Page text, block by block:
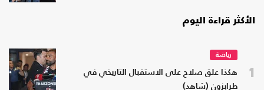
الأكثر قراءة اليوم
1
رياضة
هكذا علق صلاح على الاستقبال التاريخي في
طرابزون (شاهد)